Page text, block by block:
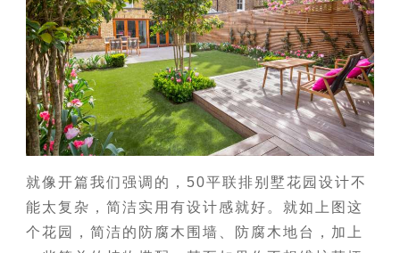
就像开篇我们强调的，50平联排别墅花园设计不
能太复杂，简洁实用有设计感就好。就如上图这
个花园，简洁的防腐木围墙、防腐木地台，加上